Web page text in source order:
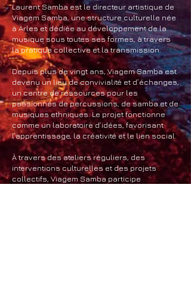
Laurent Samba est le directeur artistique de
Viagem Samba, une structure culturelle née
à Arles et dédiée au développement de la
musique sous toutes ses formes, à travers
la pratique collective et la transmission.
Depuis plus de vingt ans, Viagem Samba est
devenu un lieu de convivialité et d’échanges,
un centre de ressources pour les
passionnés de percussions, de samba et de
musiques ethniques. Le projet fonctionne
comme un laboratoire d’idées, favorisant
l’apprentissage, la créativité et le lien social.
À travers des ateliers réguliers, des
interventions culturelles et des projets
collectifs, Viagem Samba participe